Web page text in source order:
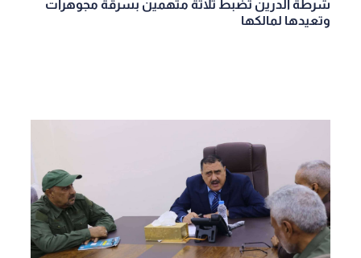
شرطة الدرين تضبط ثلاثة متهمين بسرقة مجوهرات
وتعيدها لمالكها